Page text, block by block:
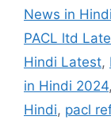
News in Hindi
PACL ltd
Hindi Latest,
in Hindi 2024,
Hindi, pacl